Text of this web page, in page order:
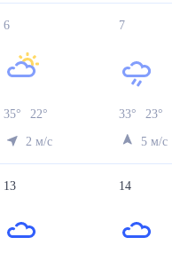
6
35° 22°
2 м/с
7
33° 23°
5 м/с
13 14